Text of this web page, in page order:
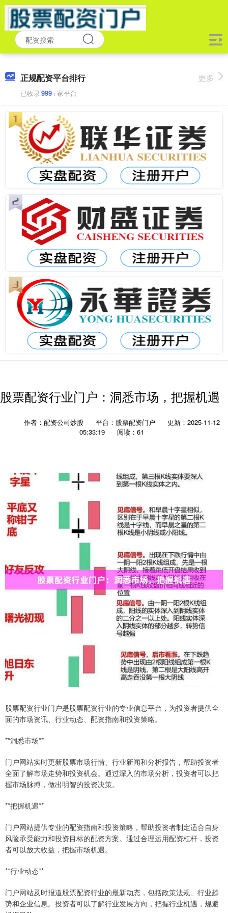
正规配资平台排行
已收录999+家平台
更多
股票配资行业门户：洞悉市场，把握机遇
作者：配资公司炒股 平台：股票配资门户
更新：2025-11-12
05:33:19
阅读：61
股票配资行业门户是股票配资行业的专业信息平台，为投资者提供全
面的市场资讯、行业动态、配资指南和投资策略。
**洞悉市场**
门户网站实时更新股票市场行情、行业新闻和分析报告，帮助投资者
全面了解市场走势和投资机会。通过深入的市场分析，投资者可以把
握市场脉搏，做出明智的投资决策。
**把握机遇**
门户网站提供专业的配资指南和投资策略，帮助投资者制定适合自身
风险承受能力和投资目标的配资方案。通过合理运用配资杠杆，投资
者可以放大收益，把握市场机遇。
**行业动态**
门户网站及时报道股票配资行业的最新动态，包括政策法规、行业趋
势和企业信息。投资者可以了解行业发展方向，把握行业机遇，规避